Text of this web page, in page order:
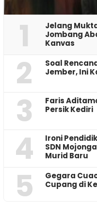
1
Jelang
Jombang
Kanvas
2
‎Soal
Jember, Ini
3
Faris
Persik Kediri
4
Ironi
SDN
Murid Baru
5
‎Gegara
Cupang di